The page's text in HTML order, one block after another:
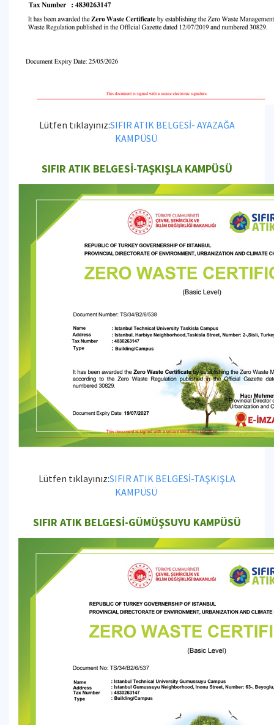
Lütfen tıklayınız:SIFIR ATIK BELGESİ- AYAZAĞA
KAMPÜSÜ
SIFIR ATIK BELGESİ-TAŞKIŞLA KAMPÜSÜ
Lütfen tıklayınız:SIFIR ATIK BELGESİ-TAŞKIŞLA
KAMPÜSÜ
SIFIR ATIK BELGESİ-GÜMÜŞSUYU KAMPÜSÜ